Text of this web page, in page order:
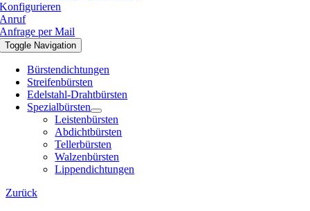
Konfigurieren
Anruf
Anfrage per Mail
Toggle Navigation
Bürstendichtungen
Streifenbürsten
Edelstahl-Drahtbürsten
Spezialbürsten
Leistenbürsten
Abdichtbürsten
Tellerbürsten
Walzenbürsten
Lippendichtungen
Zurück